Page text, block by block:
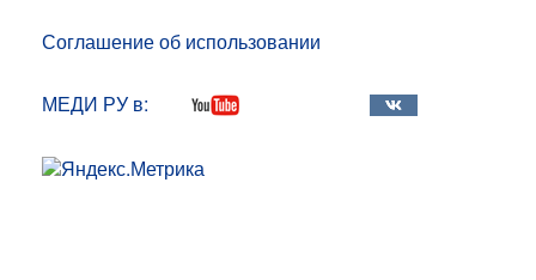
Соглашение об использовании
МЕДИ РУ в: